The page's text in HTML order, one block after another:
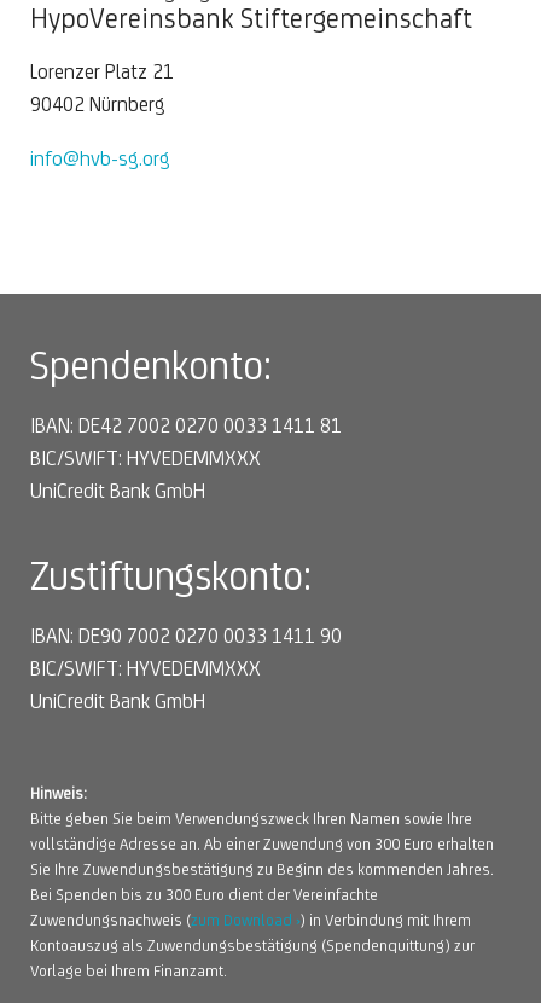
HypoVereinsbank Stiftergemeinschaft
Lorenzer Platz 21
90402 Nürnberg
info@hvb-sg.org
Spendenkonto:
IBAN: DE42 7002 0270 0033 1411 81
BIC/SWIFT: HYVEDEMMXXX
UniCredit Bank GmbH
Zustiftungskonto:
IBAN: DE90 7002 0270 0033 1411 90
BIC/SWIFT: HYVEDEMMXXX
UniCredit Bank GmbH
Hinweis:
Bitte geben Sie beim Verwendungszweck Ihren Namen sowie Ihre
vollständige Adresse an. Ab einer Zuwendung von 300 Euro erhalten
Sie Ihre Zuwendungsbestätigung zu Beginn des kommenden Jahres.
Bei Spenden bis zu 300 Euro dient der Vereinfachte
Zuwendungsnachweis (zum Download ›) in Verbindung mit Ihrem
Kontoauszug als Zuwendungsbestätigung (Spendenquittung) zur
Vorlage bei Ihrem Finanzamt.